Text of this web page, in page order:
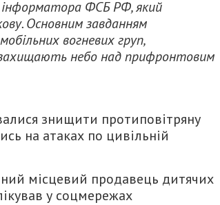
інформатора ФСБ РФ, який
Основним завданням
вогневих груп,
небо над прифронтовим
знищити протиповітряну
на атаках по цивільній
місцевий продавець дитячих
у соцмережах